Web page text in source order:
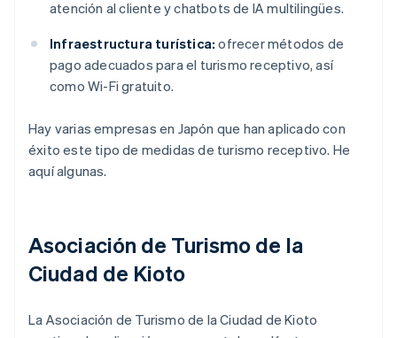
atención al cliente y chatbots de IA multilingües.
Infraestructura turística: ofrecer métodos de
pago adecuados para el turismo receptivo, así
como Wi-Fi gratuito.
Hay varias empresas en Japón que han aplicado con
éxito este tipo de medidas de turismo receptivo. He
aquí algunas.
Asociación de Turismo de la
Ciudad de Kioto
La Asociación de Turismo de la Ciudad de Kioto